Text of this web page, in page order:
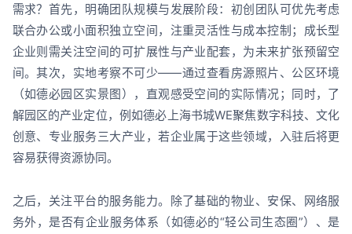
需求？首先，明确团队规模与发展阶段：初创团队可优先考虑
联合办公或小面积独立空间，注重灵活性与成本控制；成长型
企业则需关注空间的可扩展性与产业配套，为未来扩张预留空
间。其次，实地考察不可少——通过查看房源照片、公区环境
（如德必园区实景图），直观感受空间的实际情况；同时，了
解园区的产业定位，例如德必上海书城WE聚焦数字科技、文化
创意、专业服务三大产业，若企业属于这些领域，入驻后将更
容易获得资源协同。
之后，关注平台的服务能力。除了基础的物业、安保、网络服
务外，是否有企业服务体系（如德必的“轻公司生态圈”）、是